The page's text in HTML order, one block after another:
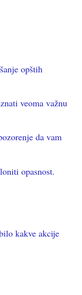
opštih
veoma važnu
da vam
opasnost.
kakve akcije